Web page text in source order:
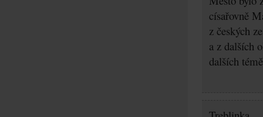
císařovně
z českých
a z dalších
dalších